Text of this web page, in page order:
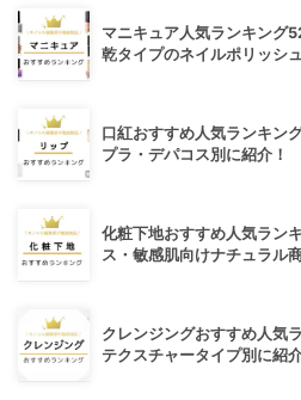
マニキュア人気ランキング
乾タイプのネイルポリッシ
口紅おすすめ人気ランキン
プラ・デパコス別に紹介！
化粧下地おすすめ人気ラン
ス・敏感肌向けナチュラル
クレンジングおすすめ人気
テクスチャータイプ別に紹介